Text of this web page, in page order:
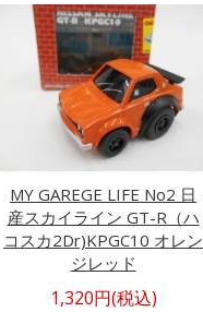
MY GAREGE LIFE No2 日
産スカイライン GT-R（ハ
コスカ2Dr)KPGC10 オレン
ジレッド
1,320円(税込)